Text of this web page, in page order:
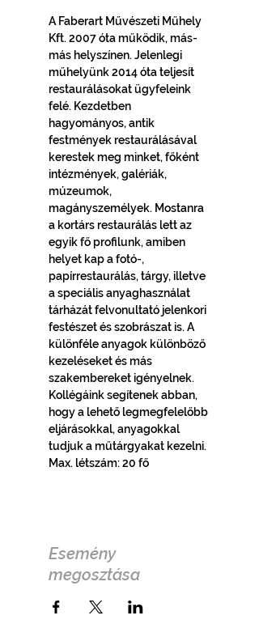
A Faberart Művészeti Műhely
Kft. 2007 óta működik, más-
más helyszínen. Jelenlegi
műhelyünk 2014 óta teljesít
restaurálásokat ügyfeleink
felé. Kezdetben
hagyományos, antik
festmények restaurálásával
kerestek meg minket, főként
intézmények, galériák,
múzeumok,
magányszemélyek. Mostanra
a kortárs restaurálás lett az
egyik fő profilunk, amiben
helyet kap a fotó-,
papírrestaurálás, tárgy, illetve
a speciális anyaghasználat
tárházát felvonultató jelenkori
festészet és szobrászat is. A
különféle anyagok különböző
kezeléseket és más
szakembereket igényelnek.
Kollégáink segítenek abban,
hogy a lehető legmegfelelőbb
eljárásokkal, anyagokkal
tudjuk a műtárgyakat kezelni.
Max. létszám: 20 fő
Esemény
megosztása